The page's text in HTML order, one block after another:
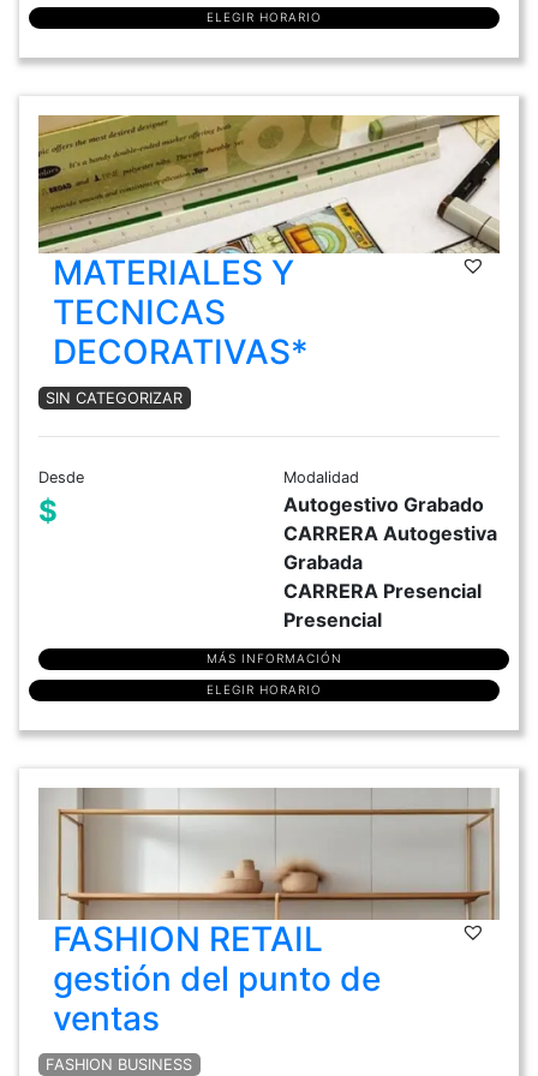
ELEGIR HORARIO
MATERIALES Y
TECNICAS
DECORATIVAS*
SIN CATEGORIZAR
Desde
$
Modalidad
Autogestivo Grabado
CARRERA Autogestiva
Grabada
CARRERA Presencial
Presencial
MÁS INFORMACIÓN
ELEGIR HORARIO
FASHION RETAIL
gestión del punto de
ventas
FASHION BUSINESS